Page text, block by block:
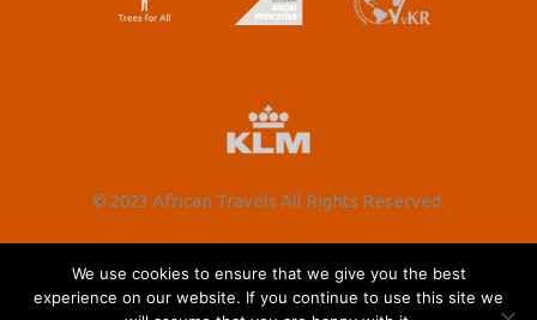
© 2023 African Travels All Rights Reserved.
Nederlands English(Engels)
We use cookies to ensure that we give you the best
experience on our website. If you continue to use this site we